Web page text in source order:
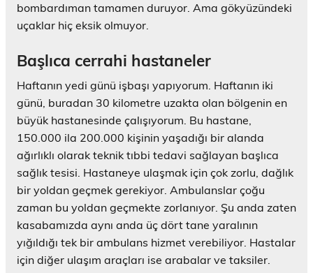
bombardıman tamamen duruyor. Ama gökyüzündeki
uçaklar hiç eksik olmuyor.
Başlıca cerrahi hastaneler
Haftanın yedi günü işbaşı yapıyorum. Haftanın iki
günü, buradan 30 kilometre uzakta olan bölgenin en
büyük hastanesinde çalışıyorum. Bu hastane,
150.000 ila 200.000 kişinin yaşadığı bir alanda
ağırlıklı olarak teknik tıbbi tedavi sağlayan başlıca
sağlık tesisi. Hastaneye ulaşmak için çok zorlu, dağlık
bir yoldan geçmek gerekiyor. Ambulanslar çoğu
zaman bu yoldan geçmekte zorlanıyor. Şu anda zaten
kasabamızda aynı anda üç dört tane yaralının
yığıldığı tek bir ambulans hizmet verebiliyor. Hastalar
için diğer ulaşım araçları ise arabalar ve taksiler.